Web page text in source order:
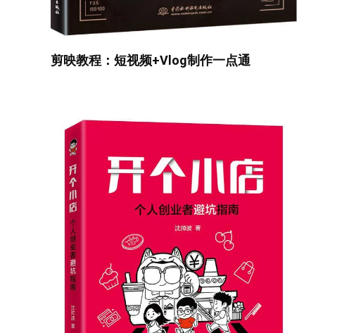
剪映教程：短视频+Vlog制作一点通